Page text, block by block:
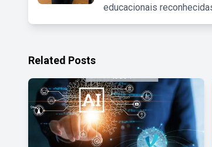
educacionais
Related Posts